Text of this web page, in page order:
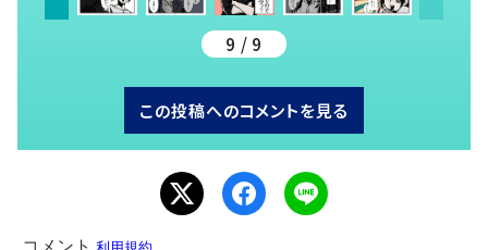
9 / 9
この投稿へのコメントを見る